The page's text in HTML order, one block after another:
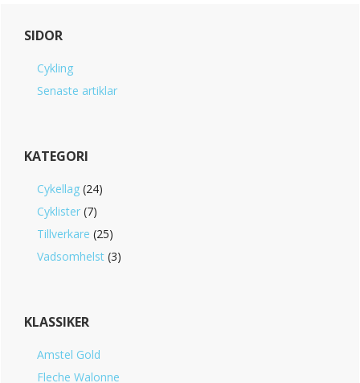
Primary
Sidebar
SIDOR
Cykling
Senaste artiklar
KATEGORI
Cykellag (24)
Cyklister (7)
Tillverkare (25)
Vadsomhelst (3)
KLASSIKER
Amstel Gold
Fleche Walonne